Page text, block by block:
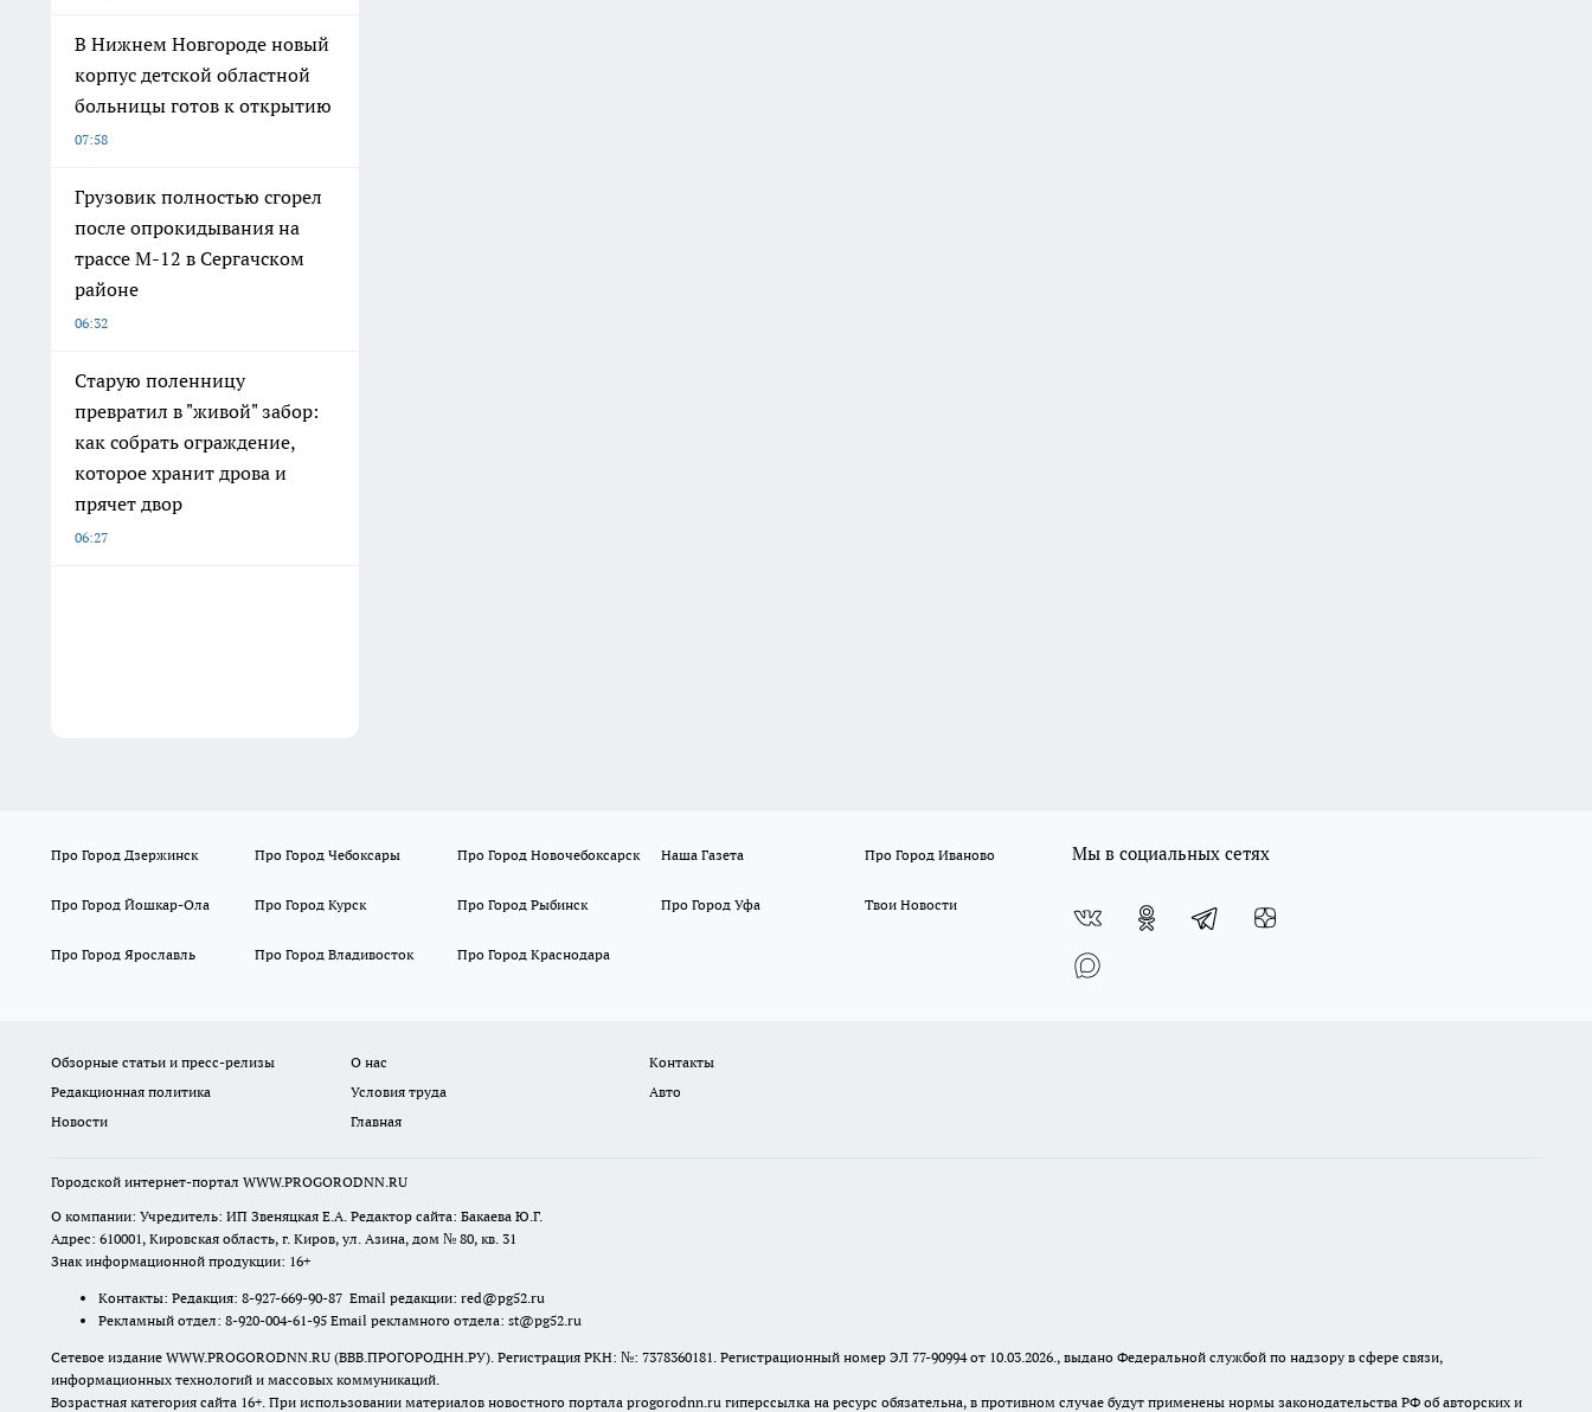
В Нижнем Новгороде новый
корпус детской областной
больницы готов к открытию
07:58
Грузовик полностью сгорел
после опрокидывания на
трассе М-12 в Сергачском
районе
06:32
Старую поленницу
превратил в "живой" забор:
как собрать ограждение,
которое хранит дрова и
прячет двор
06:27
Про Город Дзержинск Про Город Чебоксары Про Город Новочебоксарск Наша Газета Про Город Иваново
Про Город Йошкар-Ола Про Город Курск Про Город Рыбинск Про Город Уфа Твои Новости
Про Город Ярославль Про Город Владивосток Про Город Краснодара
Мы в социальных сетях
Обзорные статьи и пресс-релизы О нас
Контакты
Редакционная политика
Условия труда
Авто
Новости
Главная
Городской интернет-портал WWW.PROGORODNN.RU
О компании: Учредитель: ИП Звеняцкая Е.А. Редактор сайта: Бакаева Ю.Г.
Адрес: 610001, Кировская область, г. Киров, ул. Азина, дом № 80, кв. 31
Знак информационной продукции: 16+
Контакты: Редакция: 8-927-669-90-87 Email редакции: red@pg52.ru
Рекламный отдел: 8-920-004-61-95 Email рекламного отдела: st@pg52.ru
Сетевое издание WWW.PROGORODNN.RU (ВВВ.ПРОГОРОДНН.РУ). Регистрация РКН: №: 7378360181. Регистрационный номер ЭЛ 77-90994 от 10.03.2026., выдано Федеральной службой по надзору в сфере связи,
информационных технологий и массовых коммуникаций.
Возрастная категория сайта 16+. При использовании материалов новостного портала progorodnn.ru гиперссылка на ресурс обязательна, в противном случае будут применены нормы законодательства РФ об авторских и